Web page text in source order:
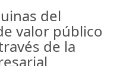
del
valor público
de la